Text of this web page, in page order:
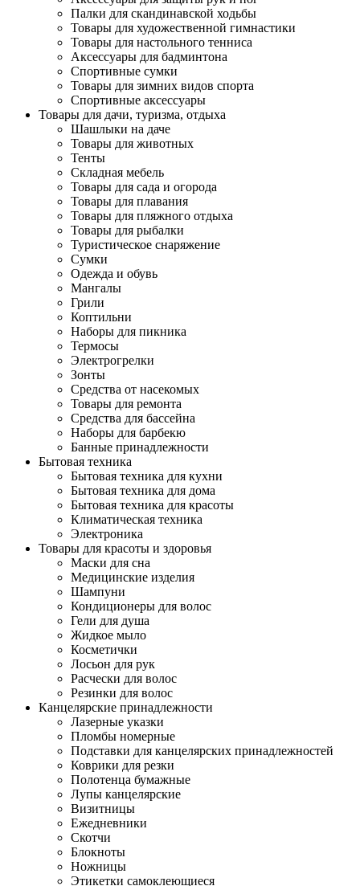
Палки для скандинавской ходьбы
Товары для художественной гимнастики
Товары для настольного тенниса
Аксессуары для бадминтона
Спортивные сумки
Товары для зимних видов спорта
Спортивные аксессуары
Товары для дачи, туризма, отдыха
Шашлыки на даче
Товары для животных
Тенты
Складная мебель
Товары для сада и огорода
Товары для плавания
Товары для пляжного отдыха
Товары для рыбалки
Туристическое снаряжение
Сумки
Одежда и обувь
Мангалы
Грили
Коптильни
Наборы для пикника
Термосы
Электрогрелки
Зонты
Средства от насекомых
Товары для ремонта
Средства для бассейна
Наборы для барбекю
Банные принадлежности
Бытовая техника
Бытовая техника для кухни
Бытовая техника для дома
Бытовая техника для красоты
Климатическая техника
Электроника
Товары для красоты и здоровья
Маски для сна
Медицинские изделия
Шампуни
Кондиционеры для волос
Гели для душа
Жидкое мыло
Косметички
Лосьон для рук
Расчески для волос
Резинки для волос
Канцелярские принадлежности
Лазерные указки
Пломбы номерные
Подставки для канцелярских принадлежностей
Коврики для резки
Полотенца бумажные
Лупы канцелярские
Визитницы
Ежедневники
Скотчи
Блокноты
Ножницы
Этикетки самоклеющиеся